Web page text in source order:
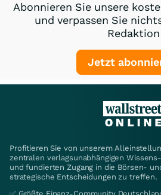
Abonnieren Sie unsere
und verpassen Sie
Redaktion
Jetzt
Profitieren Sie von unserem
zentralen verlagsunabhängigen
und fundierten Zugang in die Börsen-
strategische Entscheidungen zu treffen.